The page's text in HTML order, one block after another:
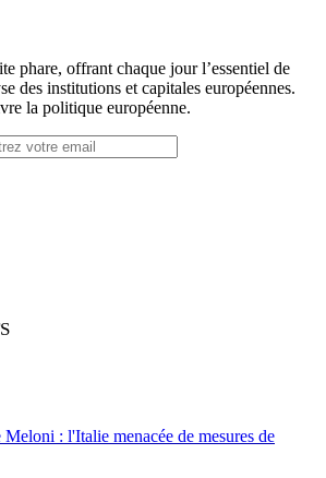
phare, offrant chaque jour l’essentiel de
des institutions et capitales européennes.
la politique européenne.
Meloni : l'Italie menacée de mesures de